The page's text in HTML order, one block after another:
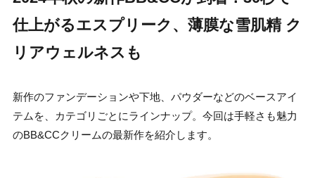
仕上がるエスプリーク、薄膜な雪肌精 ク
リアウェルネスも
新作のファンデーションや下地、パウダーなどのベースアイ
テムを、カテゴリごとにラインナップ。今回は手軽さも魅力
のBB&CCクリームの最新作を紹介します。